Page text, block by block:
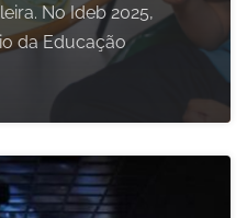
No Ideb 2025,
da Educação